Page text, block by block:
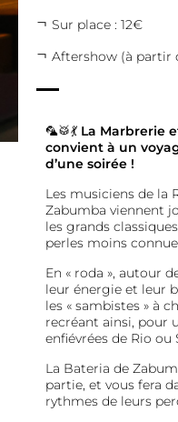
Sur place : 12€
Aftershow (à partir
🦜🥁💃 La Marbrerie
convient à un
d’une soirée !
Les musiciens de la
Zabumba viennent
les grands
perles moins
En « roda », autour
leur énergie et leur
les « sambistes » à
recréant ainsi, pour
enfiévrées de Rio ou
La Bateria de
partie, et vous fera
rythmes de leurs